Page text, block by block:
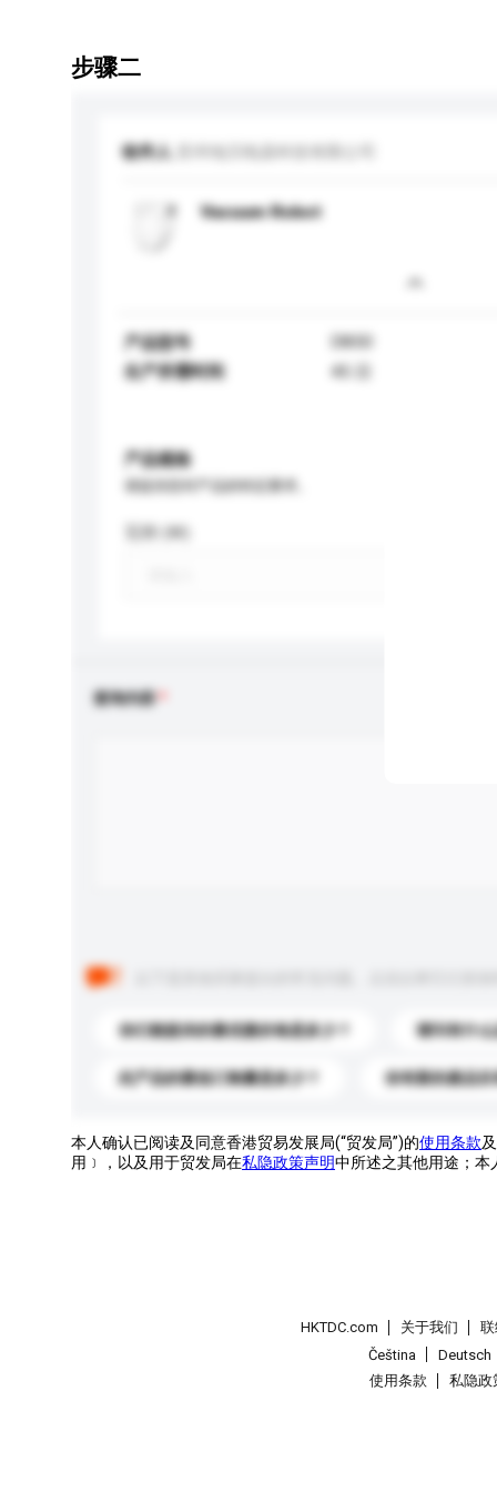
步骤二
收件人
Vacuum Robot
产品型号
D850
生产所需时间
45 日
产品规格
瓦特 (W)
查询内容
你们能提供的最优惠价格是多少？ 请问有什么
此产品的最低订购量是多少？ 你有新的產品目
本人确认已阅读及同意香港贸易发展局(“贸发局”)的使用条款
用﹞，以及用于贸发局在私隐政策声明中所述之其他用途；本
HKTDC.com 关于我们
Čeština
Deutsch
使用条款
私隐政